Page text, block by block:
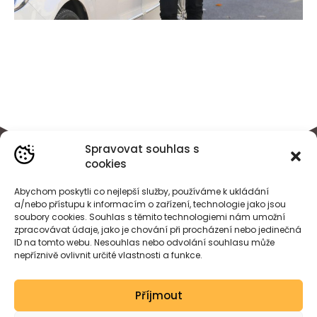
Spravovat souhlas s
cookies
Abychom poskytli co nejlepší služby, používáme k ukládání
a/nebo přístupu k informacím o zařízení, technologie jako jsou
soubory cookies. Souhlas s těmito technologiemi nám umožní
zpracovávat údaje, jako je chování při procházení nebo jedinečná
ID na tomto webu. Nesouhlas nebo odvolání souhlasu může
nepříznivě ovlivnit určité vlastnosti a funkce.
Příjmout
BÁRAHEJDOVÁ